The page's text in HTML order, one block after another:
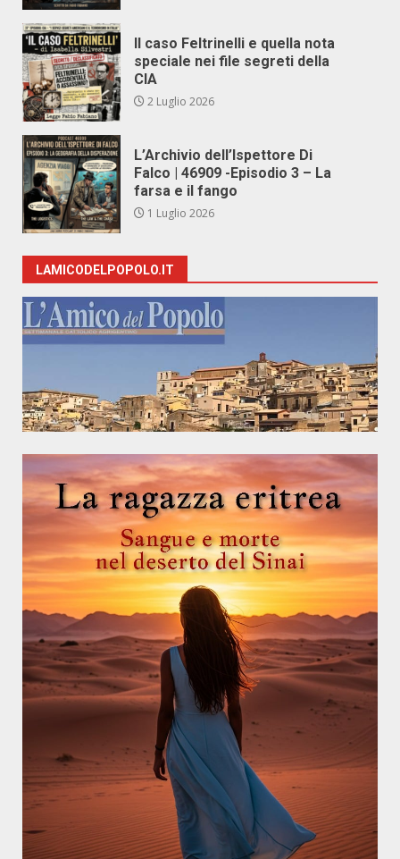
Il caso Feltrinelli e quella nota
speciale nei file segreti della
CIA
2 Luglio 2026
L’Archivio dell’Ispettore Di
Falco | 46909 -Episodio 3 – La
farsa e il fango
1 Luglio 2026
LAMICODELPOPOLO.IT